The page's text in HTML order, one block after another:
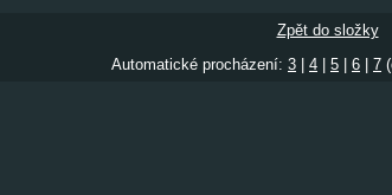
Zpět do složky
Automatické procházení: 3 4 5 6 7